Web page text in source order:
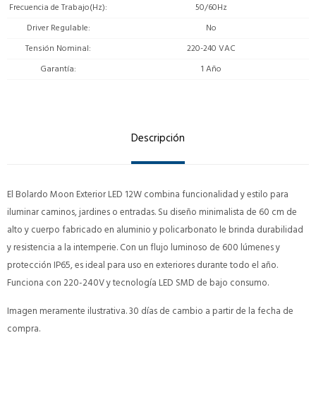
Frecuencia de Trabajo(Hz)
50/60Hz
Driver Regulable
No
Tensión Nominal
220-240 VAC
Garantía
1 Año
Descripción
El Bolardo Moon Exterior LED 12W combina funcionalidad y estilo para
iluminar caminos, jardines o entradas. Su diseño minimalista de 60 cm de
alto y cuerpo fabricado en aluminio y policarbonato le brinda durabilidad
y resistencia a la intemperie. Con un flujo luminoso de 600 lúmenes y
protección IP65, es ideal para uso en exteriores durante todo el año.
Funciona con 220-240V y tecnología LED SMD de bajo consumo.
Imagen meramente ilustrativa. 30 días de cambio a partir de la fecha de
compra.